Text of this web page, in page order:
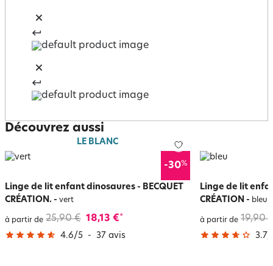
Découvrez aussi
LE BLANC
-30%
Linge de lit enfant dinosaures - BECQUET
CRÉATION. - vert
à partir de 25,90 € 18,13 €*
4.6/5 - 37 avis
Linge de lit
CRÉATION - bleu
à partir de 19,90
3.7